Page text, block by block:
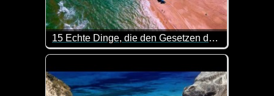
15 Echte Dinge, die den Gesetzen der Physik trotzen!
Hier kannst du mal wieder was lernen. Sehr